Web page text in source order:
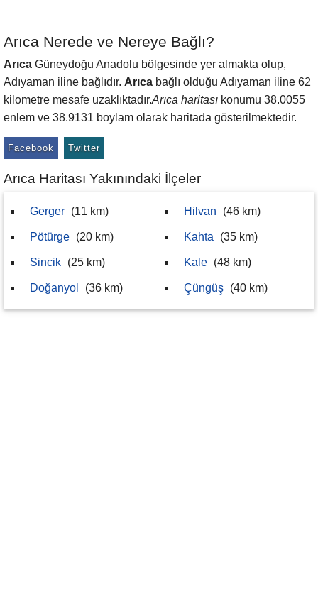
Arıca Nerede ve Nereye Bağlı?
Arıca Güneydoğu Anadolu bölgesinde yer almakta olup,
Adıyaman iline bağlıdır. Arıca bağlı olduğu Adıyaman iline 62
kilometre mesafe uzaklıktadır.Arıca haritası konumu 38.0055
enlem ve 38.9131 boylam olarak haritada gösterilmektedir.
Facebook Twitter
Arıca Haritası Yakınındaki İlçeler
Gerger (11 km)
Pötürge (20 km)
Sincik (25 km)
Doğanyol (36 km)
Hilvan (46 km)
Kahta (35 km)
Kale (48 km)
Çüngüş (40 km)